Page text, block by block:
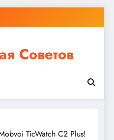
Советов
в Мастерской
TicWatch C2 Plus!